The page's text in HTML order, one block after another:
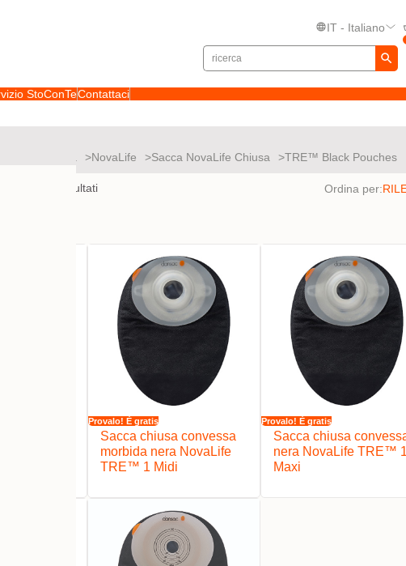
IT - Italiano
StoConTeContattaci
NovaLife Sacca NovaLife Chiusa TRE™ Black Pouches
risultati Ordina per:
Provalo! È gratis
Sacca chiusa convessa
morbida nera NovaLife
TRE™ 1 Midi
Provalo! È gratis
Sacca chiusa
nera NovaLife TRE™
Maxi